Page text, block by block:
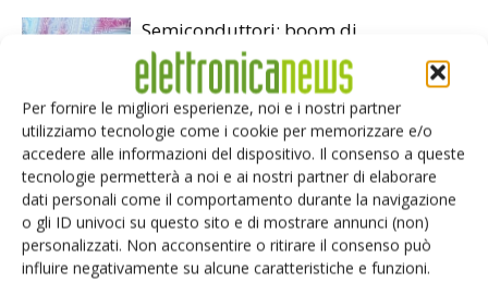
Per fornire le migliori esperienze, noi e i nostri partner
utilizziamo tecnologie come i cookie per memorizzare e/o
accedere alle informazioni del dispositivo. Il consenso a queste
tecnologie permetterà a noi e ai nostri partner di elaborare
dati personali come il comportamento durante la navigazione
o gli ID univoci su questo sito e di mostrare annunci (non)
personalizzati. Non acconsentire o ritirare il consenso può
influire negativamente su alcune caratteristiche e funzioni.
Semiconduttori: boom di
apparecchiature di metrologia e
ispezione
Assemblaggio componenti
elettronici: cresce mercato saldatura
Apparecchiature di test per
l’assemblaggio: vince Advantest